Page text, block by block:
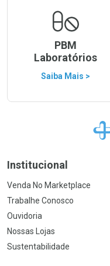
PBM
Laboratórios
Saiba Mais >
Ir
Institucional
Venda No Marketplace
Trabalhe Conosco
Ouvidoria
Nossas Lojas
Sustentabilidade